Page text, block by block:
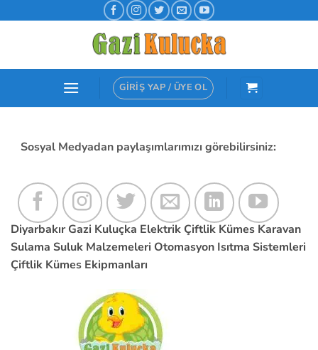
atla
GIRIŞ YAP / ÜYE OL
Sosyal Medyadan paylaşımlarımızı görebilirsiniz:
Diyarbakır Gazi Kuluçka Elektrik Çiftlik Kümes Karavan
Sulama Suluk Malzemeleri Otomasyon Isıtma Sistemleri
Çiftlik Kümes Ekipmanları